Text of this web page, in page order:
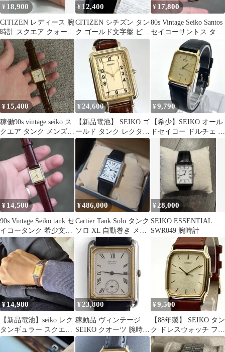
¥ 18,900
CITIZEN レディース 腕
時計 スクエア クォー
ツ ローマ tank
¥12,400
CITIZEN シチズン タン
ク ゴールド文字盤 ビン
テージ 腕時計
¥ 17,800
80s Vintage Seiko Santos
セイコーサントス タン
¥ 15,400
稼働90s vintage seiko ス
クエア タンク メンズ腕
時計qz
¥24,600
【新品電池】 SEIKO ゴ
ールド タンク レクタン
ギュラー スクエア 腕時
¥9,790
【希少】SEIKO オール
ドセイコー ドルチェ タ
ンク クォーツ 時計
¥ 14,500
90s Vintage Seiko tank セ
イコータンク 希少文字
盤
¥486,000
Cartier Tank Solo タンク
ソロ XL 自動巻き メン
ズ 腕時計
¥ 28,000
SEIKO ESSENTIAL
SWR049 腕時計
¥ 14,980
【新品電池】seiko レク
タンギュラー スクエア
ヴィンテージ tank 美品
¥23,800
稼動品 ヴィンテージ
SEIKO クオーツ 腕時計
タンク A130 レディー
¥9,500
【88年製】 SEIKO タン
ク ドレスウォッチ フレ
ーク文字盤 ゴールド